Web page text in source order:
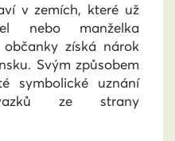
v zemích, které už
nebo manželka
získá nárok
Svým způsobem
symbolické uznání
ze strany